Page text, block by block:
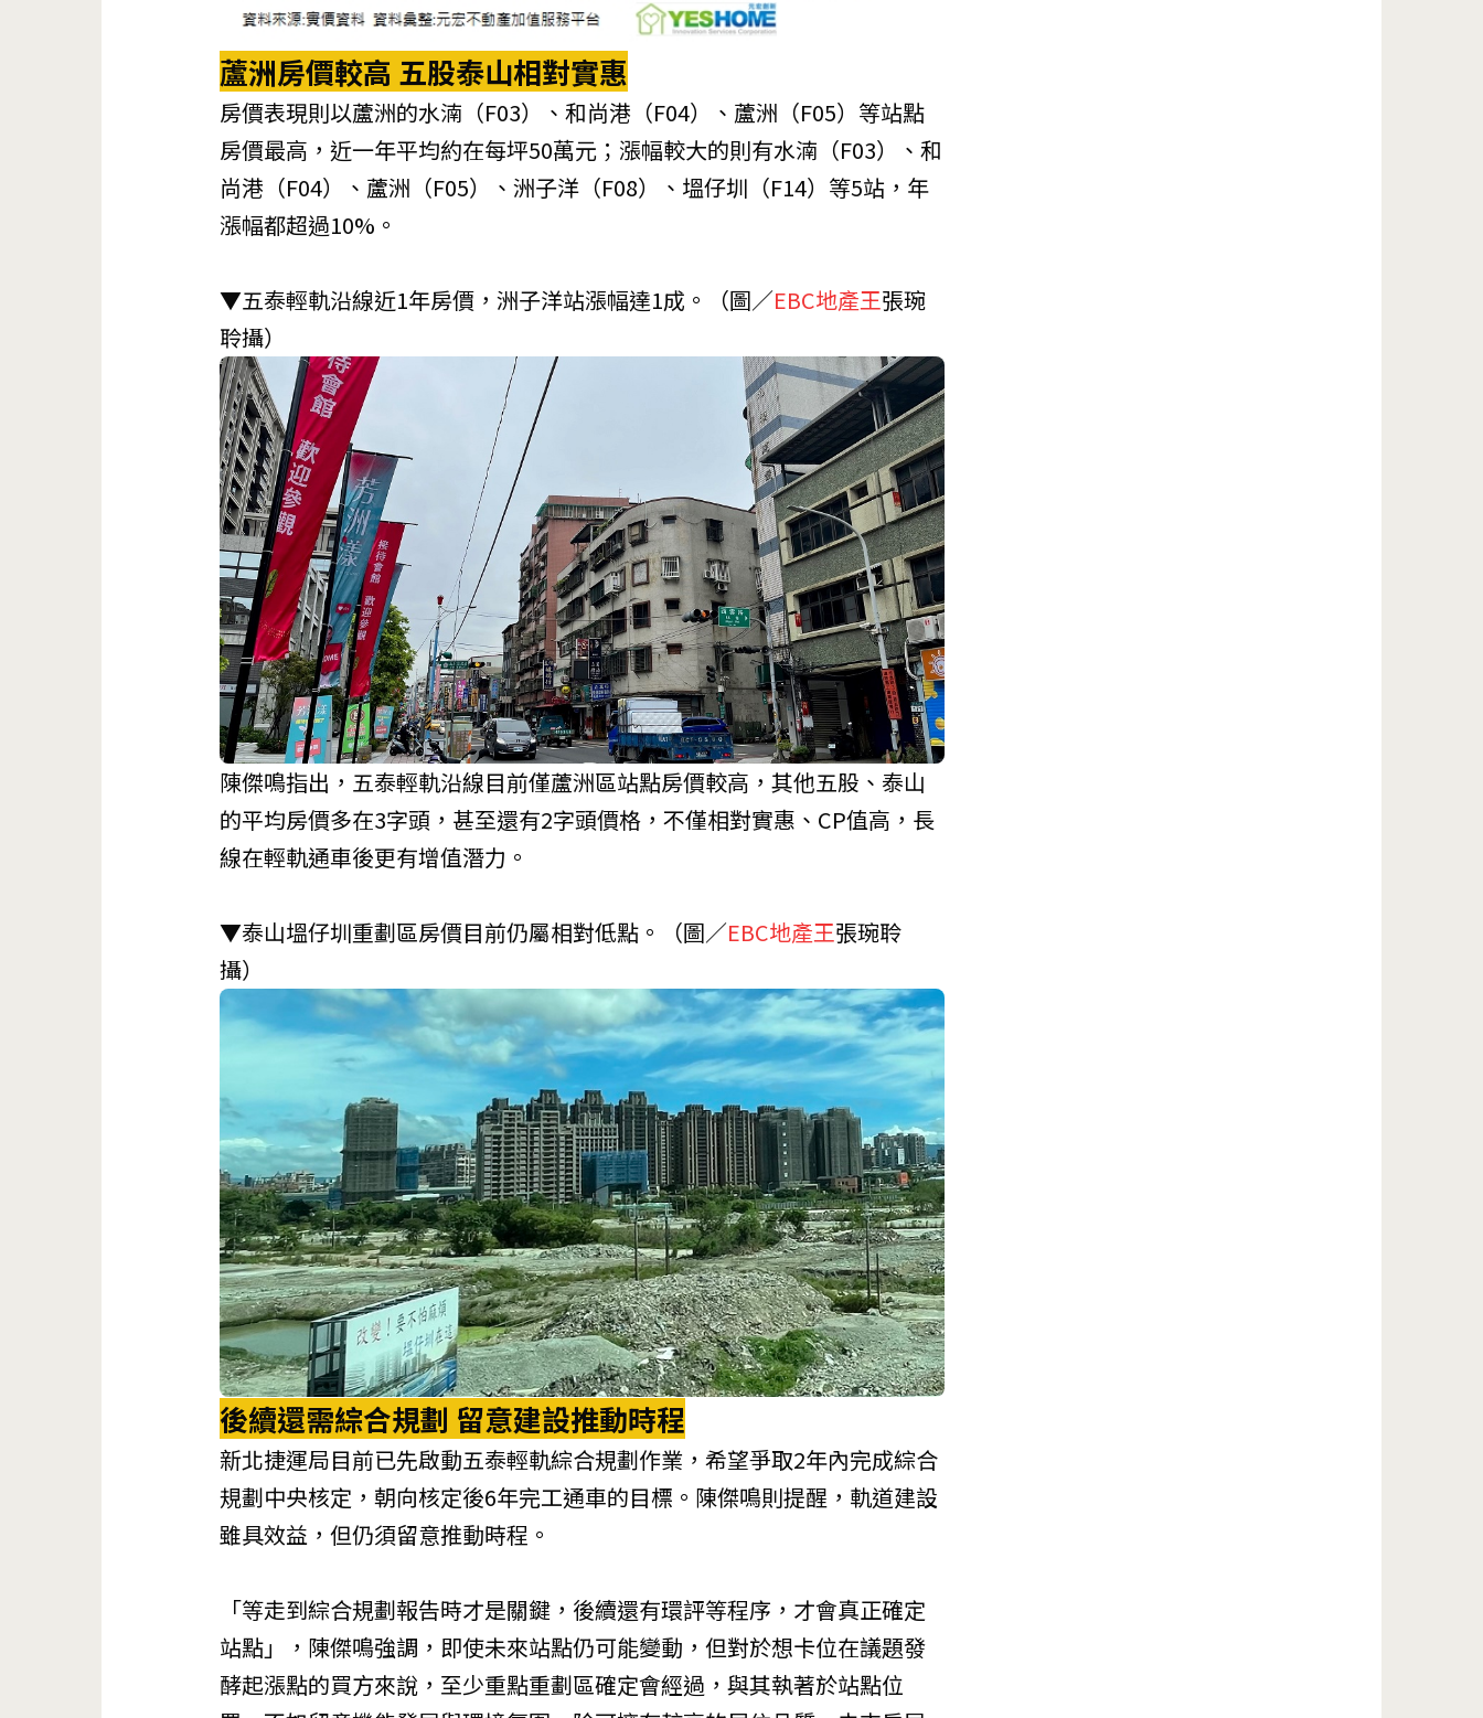
蘆洲房價較高 五股泰山相對實惠
房價表現則以蘆洲的水湳（F03）、和尚港（F04）、蘆洲（F05）等站點
房價最高，近一年平均約在每坪50萬元；漲幅較大的則有水湳（F03）、和
尚港（F04）、蘆洲（F05）、洲子洋（F08）、塭仔圳（F14）等5站，年
漲幅都超過10%。
▼五泰輕軌沿線近1年房價，洲子洋站漲幅達1成。（圖／EBC地產王張琬
聆攝）
陳傑鳴指出，五泰輕軌沿線目前僅蘆洲區站點房價較高，其他五股、泰山
的平均房價多在3字頭，甚至還有2字頭價格，不僅相對實惠、CP值高，長
線在輕軌通車後更有增值潛力。
▼泰山塭仔圳重劃區房價目前仍屬相對低點。（圖／EBC地產王張琬聆
攝）
後續還需綜合規劃 留意建設推動時程
新北捷運局目前已先啟動五泰輕軌綜合規劃作業，希望爭取2年內完成綜合
規劃中央核定，朝向核定後6年完工通車的目標。陳傑鳴則提醒，軌道建設
雖具效益，但仍須留意推動時程。
「等走到綜合規劃報告時才是關鍵，後續還有環評等程序，才會真正確定
站點」，陳傑鳴強調，即使未來站點仍可能變動，但對於想卡位在議題發
酵起漲點的買方來說，至少重點重劃區確定會經過，與其執著於站點位